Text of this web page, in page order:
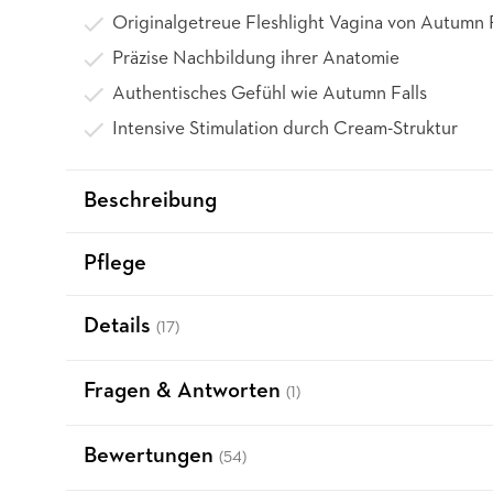
Originalgetreue Fleshlight Vagina von Autumn
Präzise Nachbildung ihrer Anatomie
Authentisches Gefühl wie Autumn Falls
Intensive Stimulation durch Cream-Struktur
Beschreibung
Pflege
Details (17)
Fragen & Antworten (1)
Bewertungen (54)